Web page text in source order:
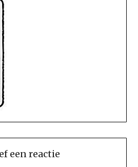
een reactie